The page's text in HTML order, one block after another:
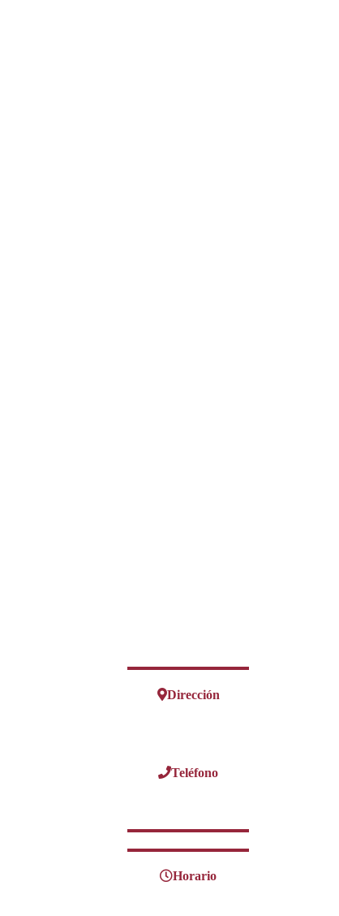
Dirección
Teléfono
Horario